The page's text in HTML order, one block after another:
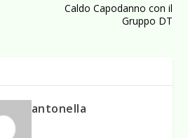
Caldo Capodanno con il
Gruppo DT
antonella